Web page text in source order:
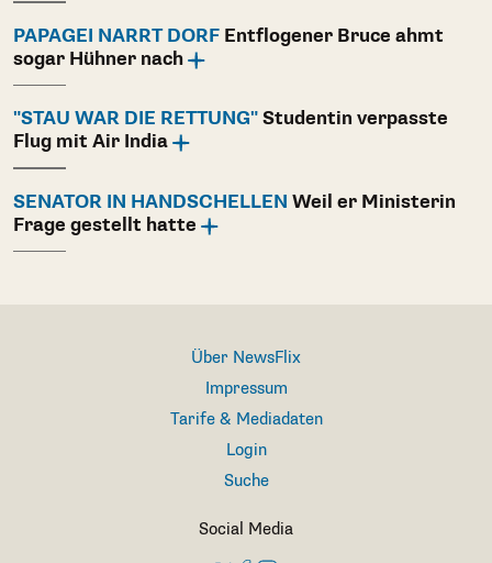
PAPAGEI NARRT DORF Entflogener Bruce ahmt
sogar Hühner nach
"STAU WAR DIE RETTUNG" Studentin verpasste
Flug mit Air India
SENATOR IN HANDSCHELLEN Weil er Ministerin
Frage gestellt hatte
Über NewsFlix
Impressum
Tarife & Mediadaten
Login
Suche
Social Media